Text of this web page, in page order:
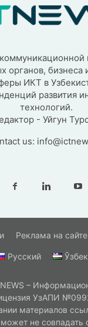
органов, бизнеса
ИКТ в
развития
технологий.
- Уйгун
us:
Реклама на сайте
Русский
–
УзАПИ
материалов
не совпадать